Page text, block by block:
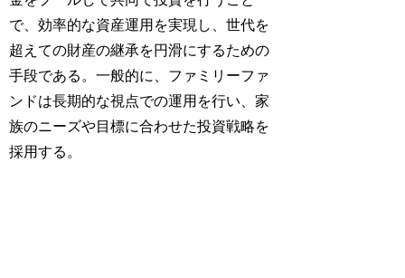
で、効率的な資産運用を実現し、世代を
超えての財産の継承を円滑にするための
手段である。一般的に、ファミリーファ
ンドは長期的な視点での運用を行い、家
族のニーズや目標に合わせた投資戦略を
採用する。